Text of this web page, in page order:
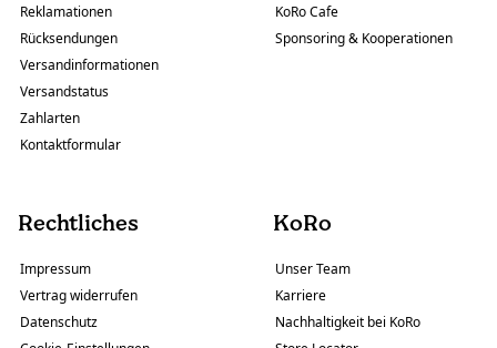
Reklamationen
Rücksendungen
Versandinformationen
Versandstatus
Zahlarten
Kontaktformular
KoRo Cafe
Sponsoring & Kooperationen
Rechtliches
Impressum
Vertrag widerrufen
Datenschutz
KoRo
Unser Team
Karriere
Nachhaltigkeit bei KoRo